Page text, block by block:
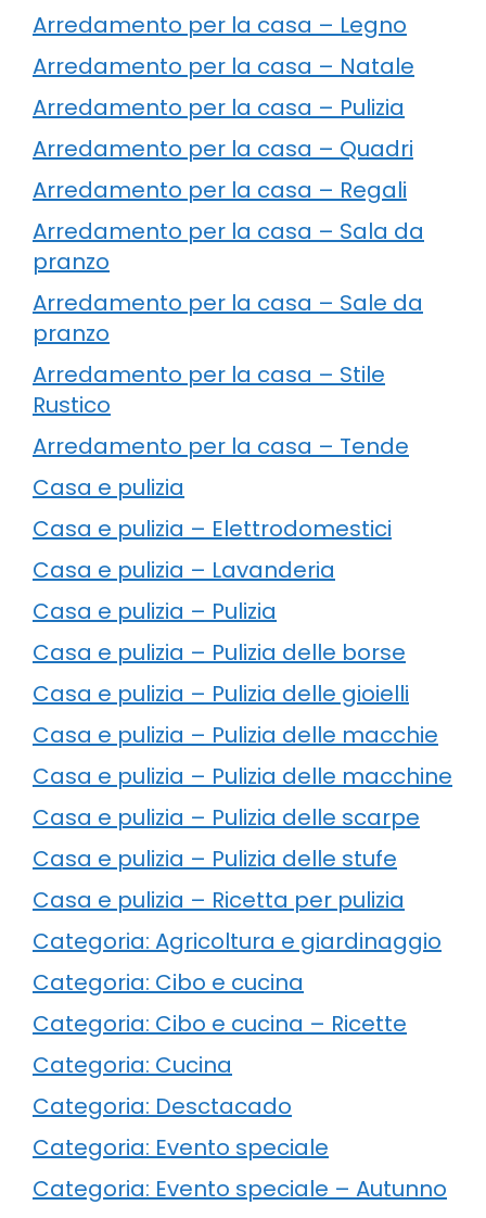
Arredamento per la casa – Legno
Arredamento per la casa – Natale
Arredamento per la casa – Pulizia
Arredamento per la casa – Quadri
Arredamento per la casa – Regali
Arredamento per la casa – Sala da
pranzo
Arredamento per la casa – Sale da
pranzo
Arredamento per la casa – Stile
Rustico
Arredamento per la casa – Tende
Casa e pulizia
Casa e pulizia – Elettrodomestici
Casa e pulizia – Lavanderia
Casa e pulizia – Pulizia
Casa e pulizia – Pulizia delle borse
Casa e pulizia – Pulizia delle gioielli
Casa e pulizia – Pulizia delle macchie
Casa e pulizia – Pulizia delle macchine
Casa e pulizia – Pulizia delle scarpe
Casa e pulizia – Pulizia delle stufe
Casa e pulizia – Ricetta per pulizia
Categoria: Agricoltura e giardinaggio
Categoria: Cibo e cucina
Categoria: Cibo e cucina – Ricette
Categoria: Cucina
Categoria: Desctacado
Categoria: Evento speciale
Categoria: Evento speciale – Autunno